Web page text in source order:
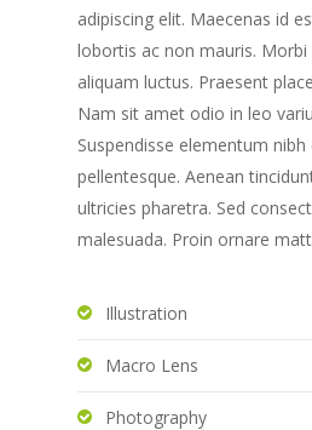
adipiscing elit. Maecenas id
lobortis ac non mauris.
aliquam luctus. Praesent
Nam sit amet odio in leo
Suspendisse elementum
pellentesque. Aenean
ultricies pharetra. Sed
malesuada. Proin ornare
Illustration
Macro Lens
Photography